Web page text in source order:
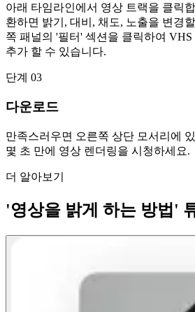
아래 타임라인에서 영상 트랙을 클릭
환하면 밝기, 대비, 채도, 노출을 변경
쪽 패널의 '필터' 섹션을 클릭하여
추가 할 수 있습니다.
단계 03
다운로드
만족스러우면 오른쪽 상단 모서리에
몇 초 만에 영상 렌더링을 시청하세요.
더 알아보기
'영상을 밝게 하는 방법'